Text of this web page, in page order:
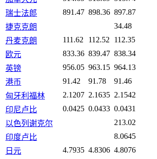
瑞士法郎
891.47 898.36 897.87
捷克克朗
34.48
丹麦克朗
111.62 112.52
112.35
欧元
833.36 839.47 838.34
英镑
956.05 963.15 964.13
港币
91.42 91.78
91.46
匈牙利福林
2.1207 2.1635 2.1542
印尼卢比
0.0425 0.0433 0.0431
以色列谢克尔
213.02
印度卢比
8.0645
日元
4.7935 4.8306 4.8076